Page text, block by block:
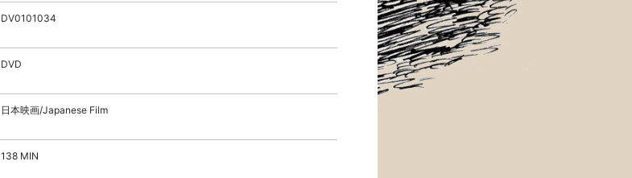
DV0101034
DVD
日本映画/Japanese Film
138 MIN